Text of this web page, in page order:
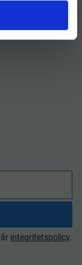
integritetspolicy.